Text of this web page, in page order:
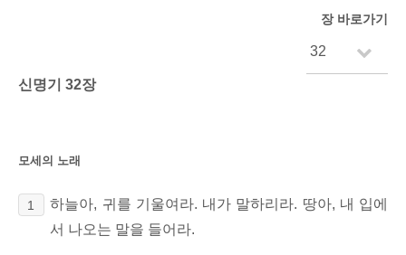
장 바로가기
신명기 32장
모세의 노래
1
하늘아, 귀를 기울여라. 내가 말하리라. 땅아, 내 입에
서 나오는 말을 들어라.